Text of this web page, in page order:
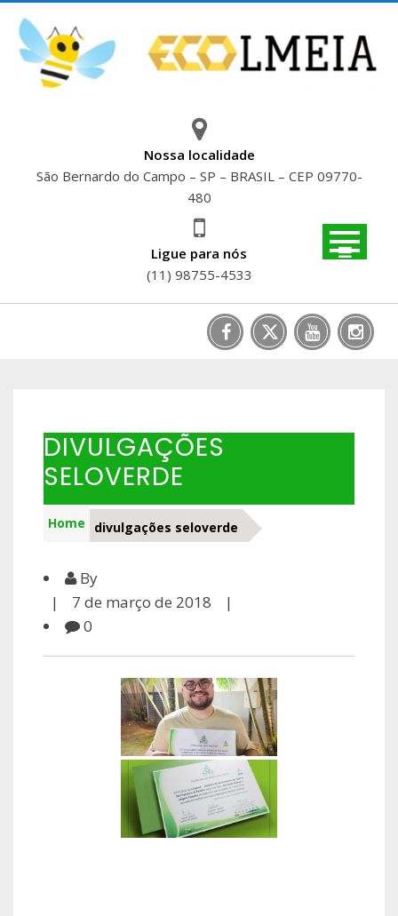
content
Nossa localidade
São Bernardo do Campo – SP – BRASIL – CEP 09770-
480
Ligue para nós
(11) 98755-4533
DIVULGAÇÕES
SELOVERDE
Home divulgações seloverde
By
7 de março de 2018
0